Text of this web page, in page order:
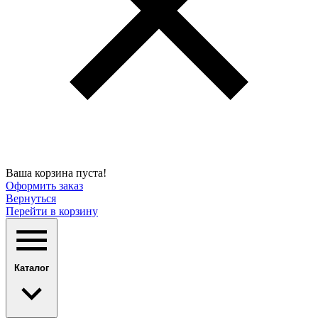
Ваша корзина пуста!
Оформить заказ
Вернуться
Перейти в корзину
Каталог